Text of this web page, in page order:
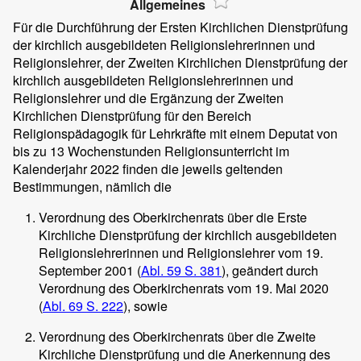
Allgemeines
Für die Durchführung der Ersten Kirchlichen Dienstprüfung
der kirchlich ausgebildeten Religionslehrerinnen und
Religionslehrer, der Zweiten Kirchlichen Dienstprüfung der
kirchlich ausgebildeten Religionslehrerinnen und
Religionslehrer und die Ergänzung der Zweiten
Kirchlichen Dienstprüfung für den Bereich
Religionspädagogik für Lehrkräfte mit einem Deputat von
bis zu 13 Wochenstunden Religionsunterricht im
Kalenderjahr 2022 finden die jeweils geltenden
Bestimmungen, nämlich die
Verordnung des Oberkirchenrats über die Erste
Kirchliche Dienstprüfung der kirchlich ausgebildeten
Religionslehrerinnen und Religionslehrer vom 19.
September 2001 (Abl. 59 S. 381), geändert durch
Verordnung des Oberkirchenrats vom 19. Mai 2020
(Abl. 69 S. 222), sowie
Verordnung des Oberkirchenrats über die Zweite
Kirchliche Dienstprüfung und die Anerkennung des